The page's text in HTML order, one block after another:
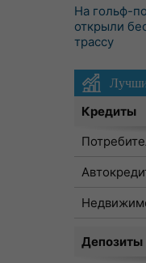
На гольф-
открыли
трассу
Кредиты
Депозиты